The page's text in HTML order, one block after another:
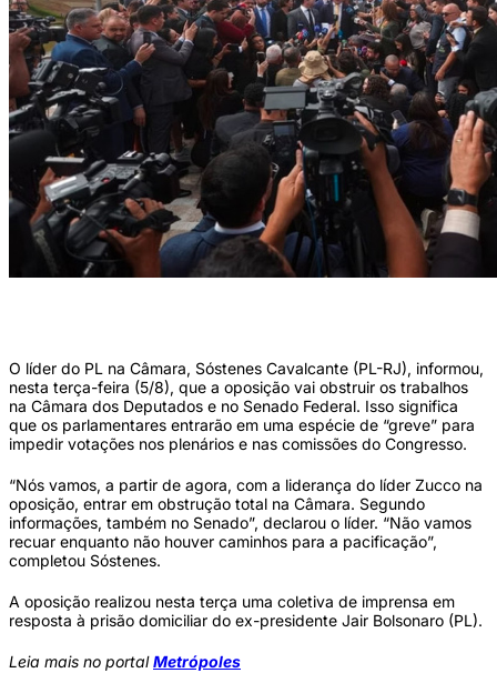
O líder do PL na Câmara, Sóstenes Cavalcante (PL-RJ), informou,
nesta terça-feira (5/8), que a oposição vai obstruir os trabalhos
na Câmara dos Deputados e no Senado Federal. Isso significa
que os parlamentares entrarão em uma espécie de “greve” para
impedir votações nos plenários e nas comissões do Congresso.
“Nós vamos, a partir de agora, com a liderança do líder Zucco na
oposição, entrar em obstrução total na Câmara. Segundo
informações, também no Senado”, declarou o líder. “Não vamos
recuar enquanto não houver caminhos para a pacificação”,
completou Sóstenes.
A oposição realizou nesta terça uma coletiva de imprensa em
resposta à prisão domiciliar do ex-presidente Jair Bolsonaro (PL).
Leia mais no portalMetrópoles